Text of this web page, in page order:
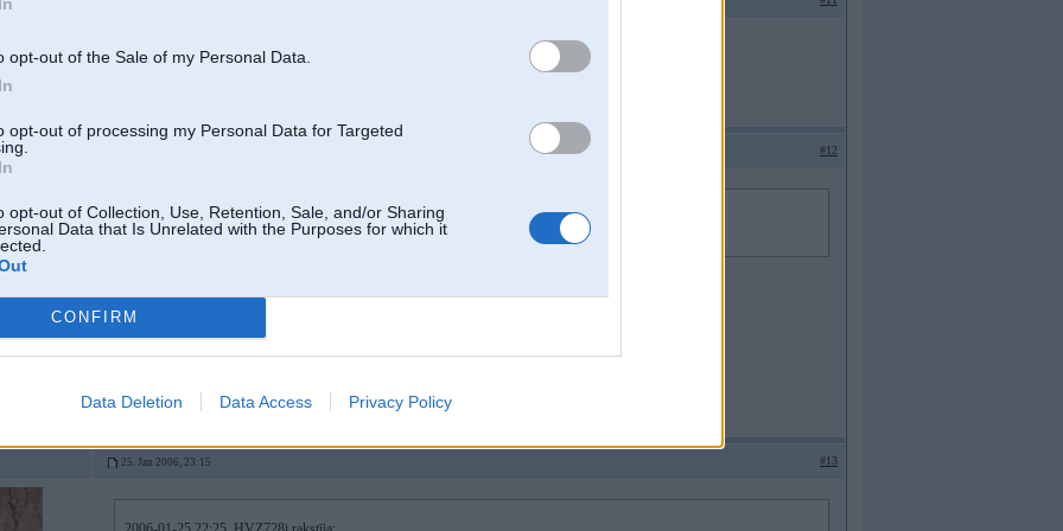
opt-out of the Sale of my Personal Data.
opt-out of processing my Personal Data for Targeted
opt-out of Collection, Use, Retention, Sale, and/or Sharing
Data that Is Unrelated with the Purposes for which it
CONFIRM
Data Deletion Data Access Privacy Policy
#12
2006-01-25 22:58, HVZ728i rakstīja:
un pa cik???
pazvani- uzzinaasi... es tev vienkarshi izsaku kaa varinatu!
-----------------
25. Jan 2006, 23:15 #13